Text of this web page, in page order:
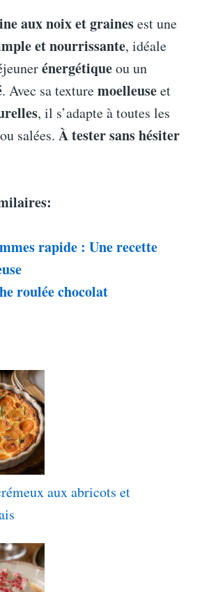
aux noix et grainesest une
et nourrissante, idéale
énergétiqueou un
. Avec sa texturemoelleuseet
, il s’adapte à toutes les
salées. À tester sans hésiter
rapide : Une recette
roulée chocolat
aux abricots et